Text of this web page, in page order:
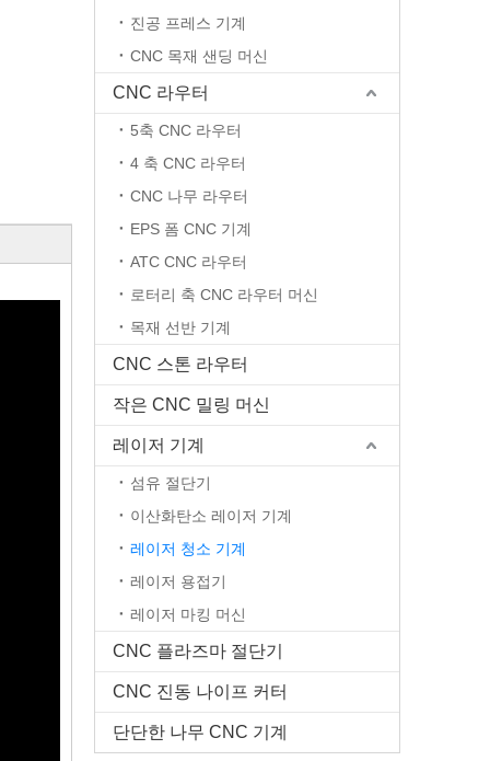
진공 프레스 기계
CNC 목재 샌딩 머신
CNC 라우터
5축 CNC 라우터
4 축 CNC 라우터
CNC 나무 라우터
EPS 폼 CNC 기계
ATC CNC 라우터
로터리 축 CNC 라우터 머신
목재 선반 기계
CNC 스톤 라우터
작은 CNC 밀링 머신
레이저 기계
섬유 절단기
이산화탄소 레이저 기계
레이저 청소 기계
레이저 용접기
레이저 마킹 머신
CNC 플라즈마 절단기
CNC 진동 나이프 커터
단단한 나무 CNC 기계